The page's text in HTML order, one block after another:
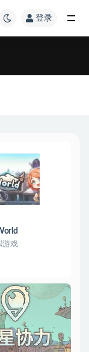
登录
游戏